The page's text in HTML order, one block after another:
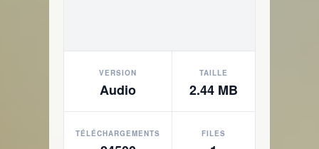
VERSION
Audio
TAILLE
2.44 MB
TÉLÉCHARGEMENTS FILES